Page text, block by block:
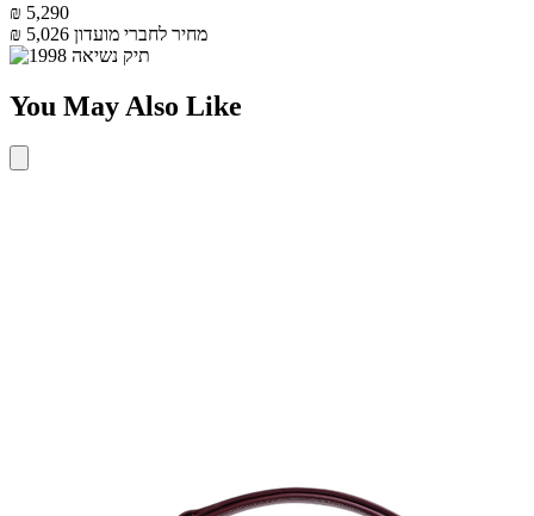
₪ 5,290
₪ 5,026 מחיר לחברי מועדון
You May Also Like